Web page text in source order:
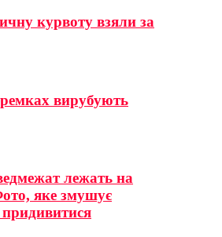
курвоту взяли за
вирубують
лежать на
яке змушує